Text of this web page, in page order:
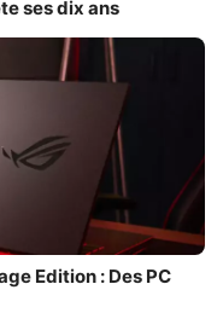
ses dix ans
Edition : Des PC